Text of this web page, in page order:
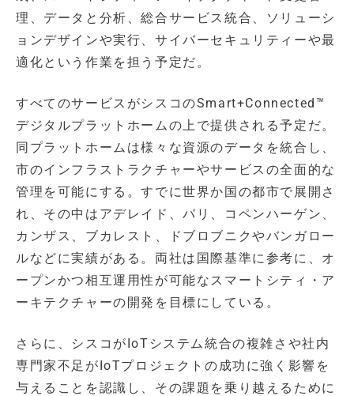
理、データと分析、総合サービス統合、ソリューシ
ョンデザインや実行、サイバーセキュリティーや最
適化という作業を担う予定だ。
すべてのサービスがシスコのSmart+Connected™
デジタルプラットホームの上で提供される予定だ。
同プラットホームは様々な資源のデータを統合し、
市のインフラストラクチャーやサービスの全面的な
管理を可能にする。すでに世界か国の都市で展開さ
れ、その中はアデレイド、パリ、コペンハーゲン、
カンザス、ブカレスト、ドブロブニクやバンガロー
ルなどに実績がある。両社は国際基準に参考に、オ
ープンかつ相互運用性が可能なスマートシティ・ア
ーキテクチャーの開発を目標にしている。
さらに、シスコがIoTシステム統合の複雑さや社内
専門家不足がIoTプロジェクトの成功に強く影響を
与えることを認識し、その課題を乗り越えるために